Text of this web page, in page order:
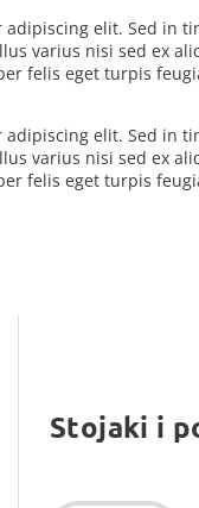
elit. Sed in
varius nisi sed ex
felis eget turpis
elit. Sed in
varius nisi sed ex
felis eget turpis
Stojaki i